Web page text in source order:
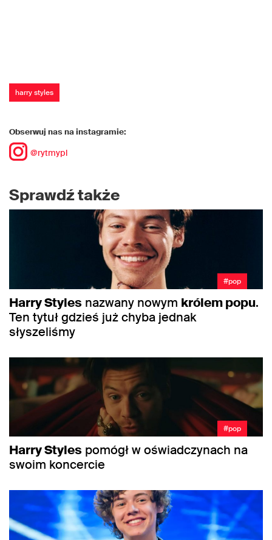
harry styles
Obserwuj nas na instagramie:
@rytmypl
Sprawdź także
#pop
Harry Styles nazwany nowym królem popu.
Ten tytuł gdzieś już chyba jednak
słyszeliśmy
#pop
Harry Styles pomógł w oświadczynach na
swoim koncercie